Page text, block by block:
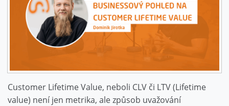
Customer Lifetime Value, neboli CLV či LTV (Lifetime
value) není jen metrika, ale způsob uvažování